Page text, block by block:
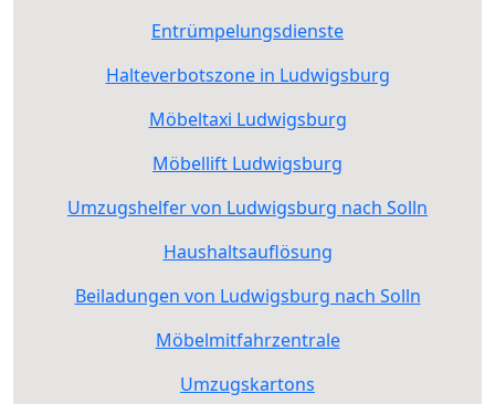
Entrümpelungsdienste
Halteverbotszone in Ludwigsburg
Möbeltaxi Ludwigsburg
Möbellift Ludwigsburg
Umzugshelfer von Ludwigsburg nach Solln
Haushaltsauflösung
Beiladungen von Ludwigsburg nach Solln
Möbelmitfahrzentrale
Umzugskartons